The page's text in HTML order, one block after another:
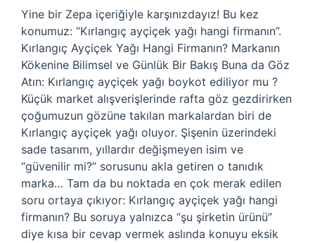
Yine bir Zepa içeriğiyle karşınızdayız! Bu kez
konumuz: “Kırlangıç ayçiçek yağı hangi firmanın”.
Kırlangıç Ayçiçek Yağı Hangi Firmanın? Markanın
Kökenine Bilimsel ve Günlük Bir Bakış Buna da Göz
Atın: Kırlangıç ayçiçek yağı boykot ediliyor mu ?
Küçük market alışverişlerinde rafta göz gezdirirken
çoğumuzun gözüne takılan markalardan biri de
Kırlangıç ayçiçek yağı oluyor. Şişenin üzerindeki
sade tasarım, yıllardır değişmeyen isim ve
“güvenilir mi?” sorusunu akla getiren o tanıdık
marka… Tam da bu noktada en çok merak edilen
soru ortaya çıkıyor: Kırlangıç ayçiçek yağı hangi
firmanın? Bu soruya yalnızca “şu şirketin ürünü”
diye kısa bir cevap vermek aslında konuyu eksik